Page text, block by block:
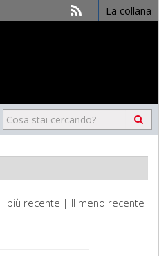
La collana
Il più recente | Il meno recente